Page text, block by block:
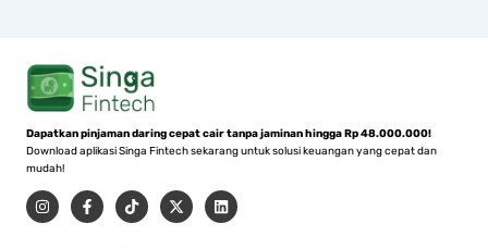
Dapatkan pinjaman daring cepat cair tanpa jaminan hingga Rp 48.000.000!
Download aplikasi Singa Fintech sekarang untuk solusi keuangan yang cepat dan
mudah!
I
n
s
F
a
c
T
i
k
X
-
t
L
i
n